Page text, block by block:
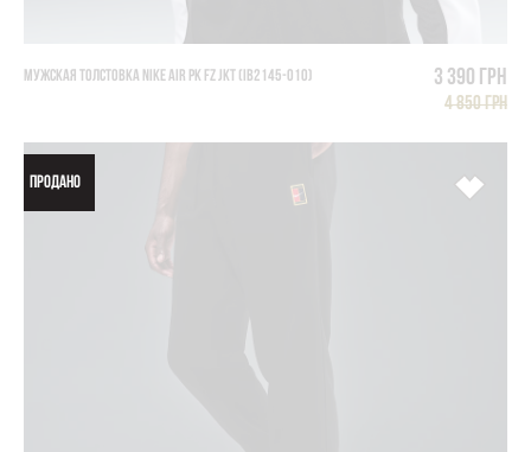
МУЖСКАЯ ТОЛСТОВКА NIKE AIR PK FZ JKT (IB2145-010) 3 390 грн
4 850 грн
ПРОДАНО